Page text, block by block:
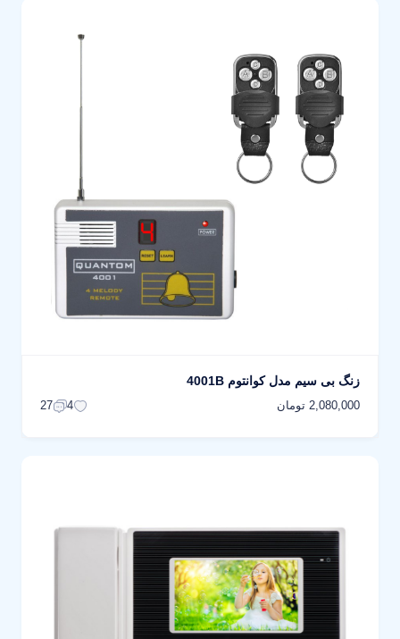
زنگ بی سیم مدل کوانتوم 4001B
2,080,000 تومان 4
27